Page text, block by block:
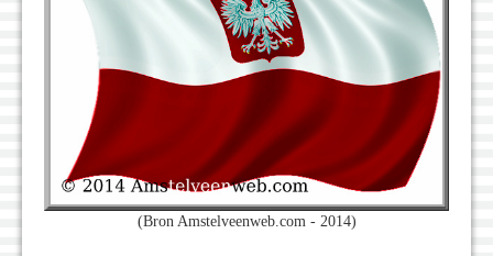
(Bron Amstelveenweb.com - 2014)